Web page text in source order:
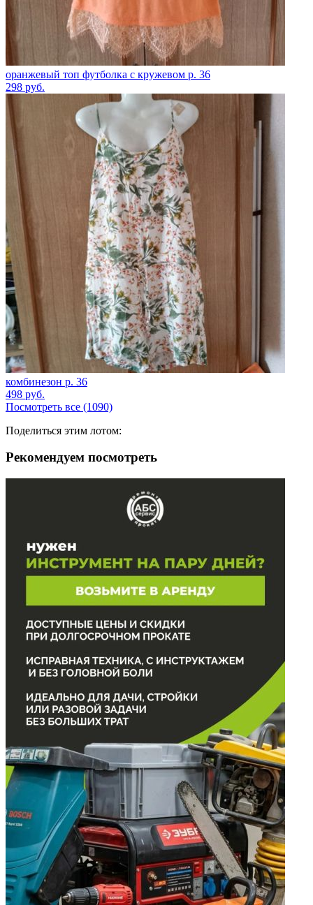
оранжевый топ футболка с кружевом р. 36
298 руб.
комбинезон р. 36
498 руб.
Посмотреть все (1090)
Поделиться этим лотом:
Рекомендуем посмотреть